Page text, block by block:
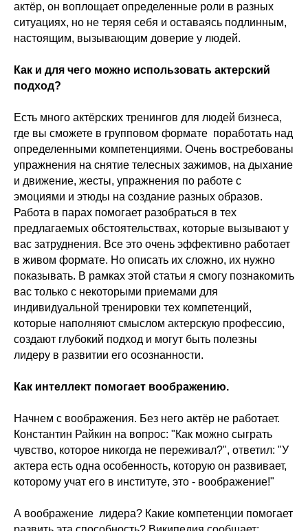
актёр, он воплощает определенные роли в разных
ситуациях, но не теряя себя и оставаясь подлинным,
настоящим, вызывающим доверие у людей.
Как и для чего можно использовать актерский
подход?
Есть много актёрских тренингов для людей бизнеса,
где вы сможете в групповом формате поработать над
определенными компетенциями. Очень востребованы
упражнения на снятие телесных зажимов, на дыхание
и движение, жесты, упражнения по работе с
эмоциями и этюды на создание разных образов.
Работа в парах помогает разобраться в тех
предлагаемых обстоятельствах, которые вызывают у
вас затруднения. Все это очень эффективно работает
в живом формате. Но описать их сложно, их нужно
показывать. В рамках этой статьи я смогу познакомить
вас только с некоторыми приемами для
индивидуальной тренировки тех компетенций,
которые наполняют смыслом актерскую профессию,
создают глубокий подход и могут быть полезны
лидеру в развитии его осознанности.
Как интеллект помогает воображению.
Начнем с воображения. Без него актёр не работает.
Константин Райкин на вопрос: "Как можно сыграть
чувство, которое никогда не переживал?", ответил: "У
актера есть одна особенность, которую он развивает,
которому учат его в институте, это - воображение!"
А воображение лидера? Какие компетенции помогает